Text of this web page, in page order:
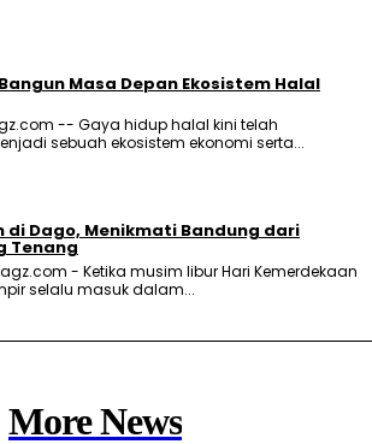
Masa Depan Ekosistem Halal
-- Gaya hidup halal kini telah
sebuah ekosistem ekonomi serta...
di Dago, Menikmati Bandung dari
Tenang
- Ketika musim libur Hari Kemerdekaan
selalu masuk dalam...
More News